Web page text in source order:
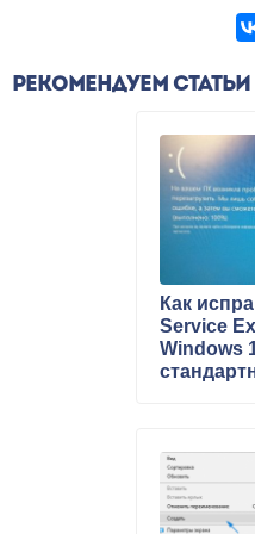
РЕКОМЕНДУЕМ
Как
Service
Windows